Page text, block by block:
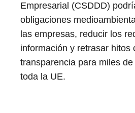
Empresarial (CSDDD)
obligaciones
las empresas, reducir los
información y retrasar hitos
transparencia para miles
toda la UE.